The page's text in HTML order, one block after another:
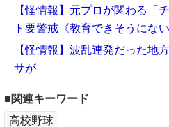
【怪情報】元プロが関わる「
ト要警戒《教育できそうにない
【怪情報】波乱連発だった地
サが
■関連キーワード
高校野球